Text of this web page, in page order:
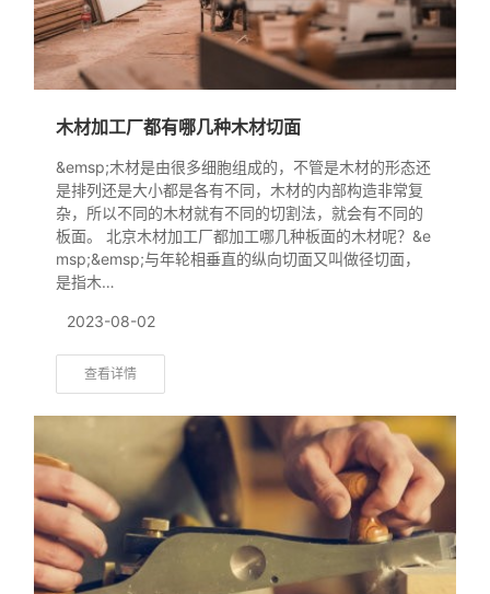
木材加工厂都有哪几种木材切面
&emsp;木材是由很多细胞组成的，不管是木材的形态还
是排列还是大小都是各有不同，木材的内部构造非常复
杂，所以不同的木材就有不同的切割法，就会有不同的
板面。 北京木材加工厂都加工哪几种板面的木材呢？&e
msp;&emsp;与年轮相垂直的纵向切面又叫做径切面，
是指木…
2023-08-02
查看详情